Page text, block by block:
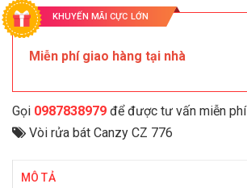
KHUYẾN MÃI CỰC LỚN
Miễn phí giao hàng tại nhà
Gọi 0987838979 để được tư vấn miễn phí
Vòi rửa bát Canzy CZ 776
MÔ TẢ